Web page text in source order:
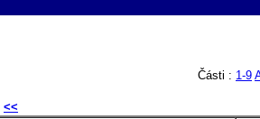
Části : 1-9
<<